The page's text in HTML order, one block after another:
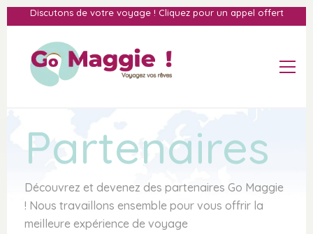
Discutons de votre voyage ! Cliquez pour un appel offert
Partenaires
Découvrez et devenez des partenaires Go Maggie
! Nous travaillons ensemble pour vous offrir la
meilleure expérience de voyage